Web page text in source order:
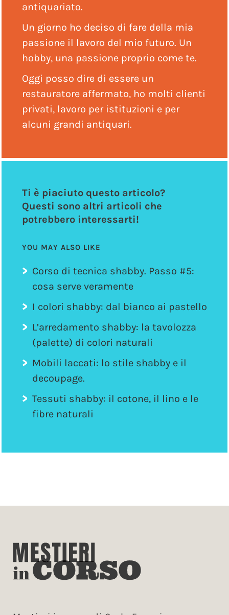
antiquariato.
Un giorno ho deciso di fare della mia
passione il lavoro del mio futuro. Un
hobby, una passione proprio come te.
Oggi posso dire di essere un
restauratore affermato, ho molti clienti
privati, lavoro per istituzioni e per
alcuni grandi antiquari.
Ti è piaciuto questo articolo?
Questi sono altri articoli che
potrebbero interessarti!
YOU MAY ALSO LIKE
Corso di tecnica shabby. Passo #5:
cosa serve veramente
I colori shabby: dal bianco ai pastello
L’arredamento shabby: la tavolozza
(palette) di colori naturali
Mobili laccati: lo stile shabby e il
decoupage.
Tessuti shabby: il cotone, il lino e le
fibre naturali